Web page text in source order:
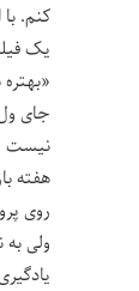
کنم.
یک
جای
نیست
هفته
روی
ولی